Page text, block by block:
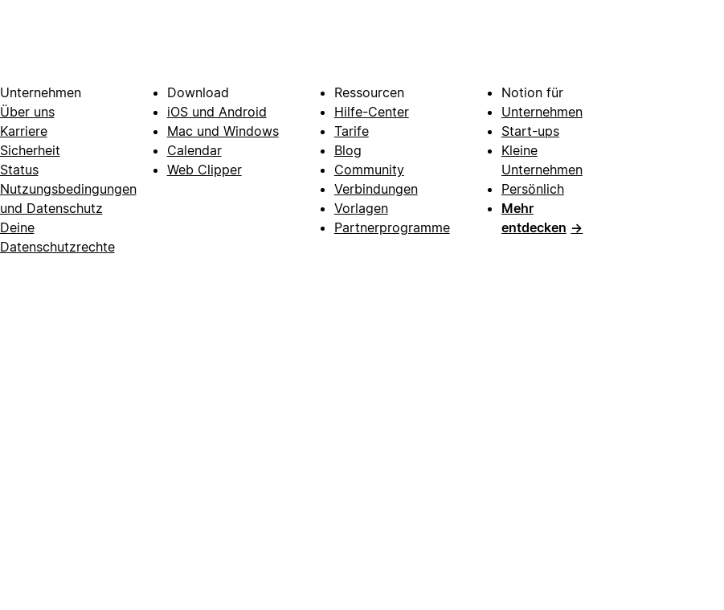
Unternehmen
Über uns
Karriere
Sicherheit
Status
Nutzungsbedingungen
und Datenschutz
Deine
Datenschutzrechte
Download
iOS und Android
Mac und Windows
Calendar
Web Clipper
Ressourcen
Hilfe-Center
Tarife
Blog
Community
Verbindungen
Vorlagen
Partnerprogramme
Notion für
Unternehmen
Start-ups
Kleine
Unternehmen
Persönlich
Mehr
entdecken →